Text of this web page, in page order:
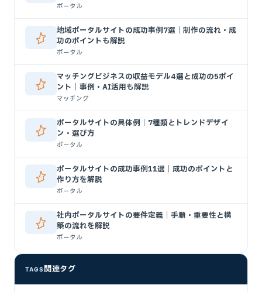
ポータル
地域ポータルサイトの成功事例7選｜制作の流れ・成
功のポイントも解説
ポータル
マッチングビジネスの収益モデル4選と成功の5ポイ
ント｜事例・AI活用も解説
マッチング
ポータルサイトの具体例｜7種類とトレンドデザイ
ン・選び方
ポータル
ポータルサイトの成功事例11選｜成功のポイントと
作り方を解説
ポータル
社内ポータルサイトの要件定義｜手順・重要性と構
築の流れを解説
ポータル
TAGS 関連タグ